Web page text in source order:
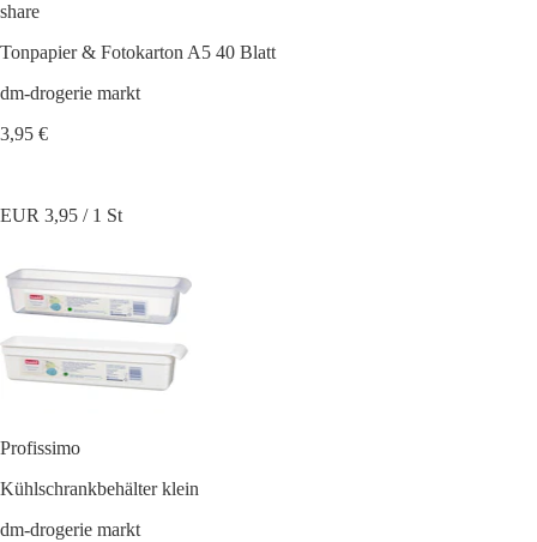
share
Tonpapier & Fotokarton A5 40 Blatt
dm-drogerie markt
3,95 €
EUR 3,95 / 1 St
Profissimo
Kühlschrankbehälter klein
dm-drogerie markt